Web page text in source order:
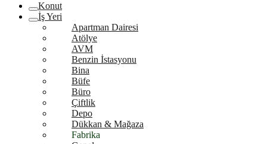
Konut
İş Yeri
Apartman Dairesi
Atölye
AVM
Benzin İstasyonu
Bina
Büfe
Büro
Çiftlik
Depo
Dükkan & Mağaza
Fabrika